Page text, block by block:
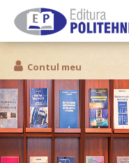
Contul meu